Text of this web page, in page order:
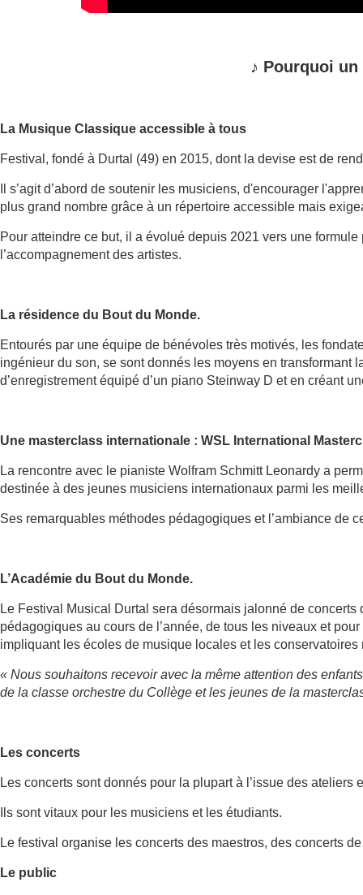
♪ Pourquoi un
La Musique Classique accessible à tous
Festival, fondé à Durtal (49) en 2015, dont la devise est de
Il s’agit d’abord de soutenir les musiciens, d'encourager
plus grand nombre grâce à un répertoire accessible mais
Pour atteindre ce but, il a évolué depuis 2021 vers une
l’accompagnement des artistes.
La résidence du Bout du Monde.
Entourés par une équipe de bénévoles très motivés, les
ingénieur du son, se sont donnés les moyens en
d’enregistrement équipé d’un piano Steinway D et en créant
Une masterclass internationale : WSL International
La rencontre avec le pianiste Wolfram Schmitt Leonardy a
destinée à des jeunes musiciens internationaux parmi les
Ses remarquables méthodes pédagogiques et l’ambiance de
L’Académie du Bout du Monde.
Le Festival Musical Durtal sera désormais jalonné de concerts
pédagogiques au cours de l’année, de tous les niveaux et
impliquant les écoles de musique locales et les
« Nous souhaitons recevoir avec la même attention des
de la classe orchestre du Collège et les jeunes de la
Les concerts
Les concerts sont donnés pour la plupart à l’issue des ateliers
Ils sont vitaux pour les musiciens et les étudiants.
Le festival organise les concerts des maestros, des concerts
Le public